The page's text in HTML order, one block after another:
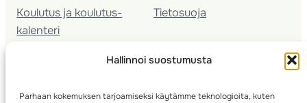
Hallinnoi suostumusta
Parhaan kokemuksen tarjoamiseksi käytämme teknologioita, kuten
Koulutus ja koulutus­
kalenteri
Seura­kehittäminen
Tietosuoja